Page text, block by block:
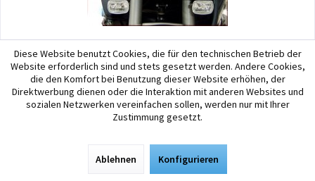
MotoBozzo
Set nebbia alogena / luce ausiliaria per BMW...
Set nebbia alogena / luce ausiliaria per BMW R1100RT inkl. MotoBozzo-
Switch Per il montaggio della BMW R1100RT si utilizza la carenatura
122,60 € *
Diese Website benutzt Cookies, die für den technischen Betrieb der
Website erforderlich sind und stets gesetzt werden. Andere Cookies,
die den Komfort bei Benutzung dieser Website erhöhen, der
Direktwerbung dienen oder die Interaktion mit anderen Websites und
sozialen Netzwerken vereinfachen sollen, werden nur mit Ihrer
Zustimmung gesetzt.
Ablehnen Konfigurieren